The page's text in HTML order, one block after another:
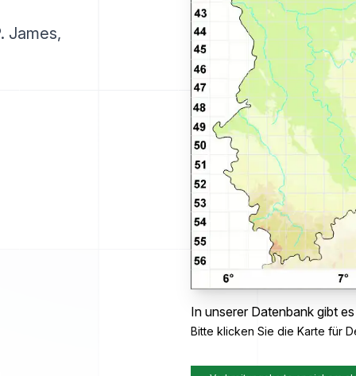
James,
In unserer Datenbank gibt
Bitte klicken Sie die Karte für